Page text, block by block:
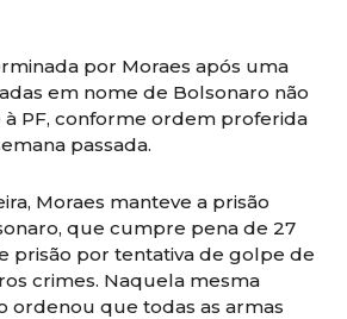
por Moraes após uma
em nome de Bolsonaro não
PF, conforme ordem proferida
passada.
Moraes manteve a prisão
que cumpre pena de 27
prisão por tentativa de golpe de
crimes. Naquela mesma
ordenou que todas as armas